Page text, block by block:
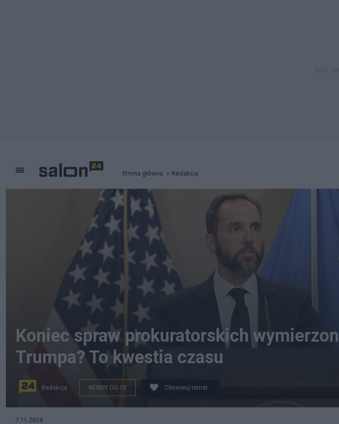
Strona główna Redakcja
Koniec spraw prokuratorskich
Trumpa? To kwestia czasu
Redakcja NEWSY DO 10 Obserwuj temat
7.11.2024